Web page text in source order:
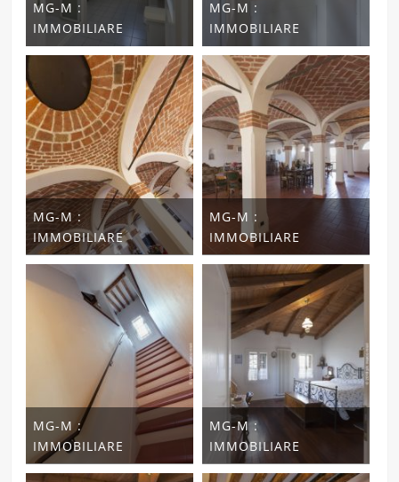
MG-M :
IMMOBILIARE
MG-M :
IMMOBILIARE
MG-M :
IMMOBILIARE
MG-M :
IMMOBILIARE
MG-M :
IMMOBILIARE
MG-M :
IMMOBILIARE